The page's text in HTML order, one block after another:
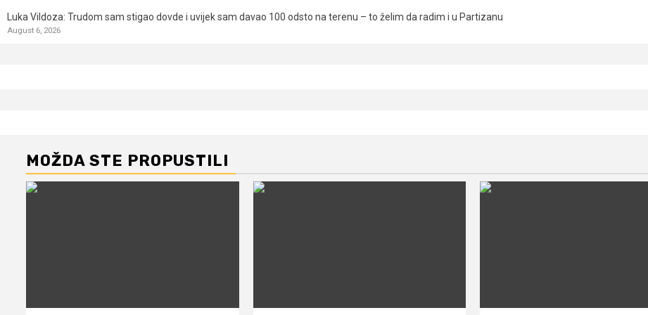
Luka Vildoza: Trudom sam stigao dovde i uvijek sam davao 100 odsto na terenu – to želim da radim i u Partizanu
August 6, 2026
MOŽDA STE PROPUSTILI